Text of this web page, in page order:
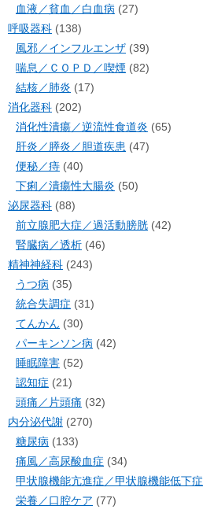
血液／貧血／白血病 (27)
呼吸器科 (138)
風邪／インフルエンザ (39)
喘息／ＣＯＰＤ／喫煙 (82)
結核／肺炎 (17)
消化器科 (202)
消化性潰瘍／逆流性食道炎 (65)
肝炎／膵炎／胆道疾患 (47)
便秘／痔 (40)
下痢／潰瘍性大腸炎 (50)
泌尿器科 (88)
前立腺肥大症／過活動膀胱 (42)
腎臓病／透析 (46)
精神神経科 (243)
うつ病 (35)
統合失調症 (31)
てんかん (30)
パーキンソン病 (42)
睡眠障害 (52)
認知症 (21)
頭痛／片頭痛 (32)
内分泌代謝 (270)
糖尿病 (133)
痛風／高尿酸血症 (34)
甲状腺機能亢進症／甲状腺機能低下症
栄養／口腔ケア (77)